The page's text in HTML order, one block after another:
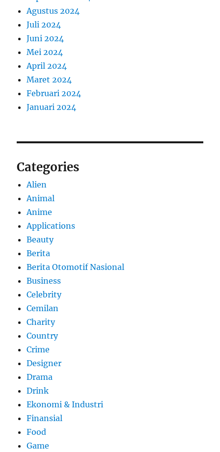
Agustus 2024
Juli 2024
Juni 2024
Mei 2024
April 2024
Maret 2024
Februari 2024
Januari 2024
Categories
Alien
Animal
Anime
Applications
Beauty
Berita
Berita Otomotif Nasional
Business
Celebrity
Cemilan
Charity
Country
Crime
Designer
Drama
Drink
Ekonomi & Industri
Finansial
Food
Game